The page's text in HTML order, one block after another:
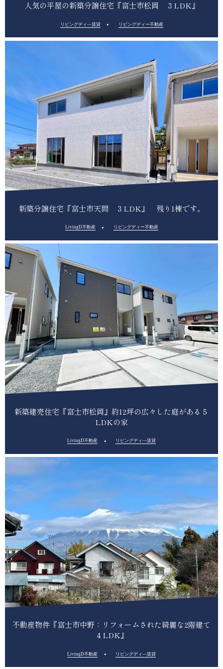
人気の平屋の新築分譲住宅『富士市松岡 ３LDK』
リビングディ―賃貸 リビングディー不動産
新築分譲住宅『富士市天間 ３LDK』 残り1棟です。
LivingD不動産 リビングディー不動産
新築建売住宅『富士市松岡』約12坪の広々した庭がある５
LDKの家
LivingD不動産 リビングディ―賃貸
不動産物件『富士市中野：リフォームされた綺麗な2階建て
４LDK』
LivingD不動産 リビングディ―賃貸